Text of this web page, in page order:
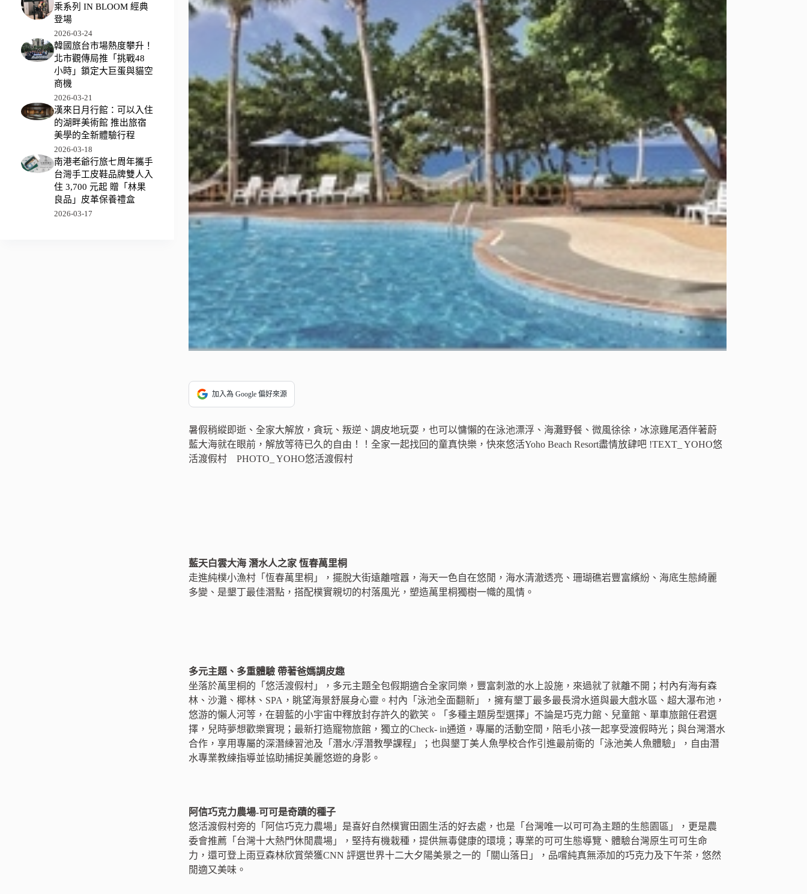
加入為 Google 偏好來源
暑假稍縱即逝、全家大解放，貪玩、叛逆、調皮地玩耍，也可以慵懶的在泳池漂浮、海灘野餐、微風徐徐，冰涼雞尾酒伴著蔚
藍大海就在眼前，解放等待已久的自由！！全家一起找回的童真快樂，快來悠活Yoho Beach Resort盡情放肆吧 !TEXT_ YOHO悠
活渡假村 PHOTO_ YOHO悠活渡假村
藍天白雲大海 潛水人之家 恆春萬里桐
走進純樸小漁村「恆春萬里桐」，擺脫大街遠離喧囂，海天一色自在悠閒，海水清澈透亮、珊瑚礁岩豐富繽紛、海底生態綺麗
多變、是墾丁最佳潛點，搭配樸實親切的村落風光，塑造萬里桐獨樹一幟的風情。
多元主題、多重體驗 帶著爸媽調皮趣
坐落於萬里桐的「悠活渡假村」，多元主題全包假期適合全家同樂，豐富刺激的水上設施，來過就了就離不開；村內有海有森
林、沙灘、椰林、SPA，眺望海景舒展身心靈。村內「泳池全面翻新」，擁有墾丁最多最長滑水道與最大戲水區、超大瀑布池，
悠游的懶人河等，在碧藍的小宇宙中釋放封存許久的歡笑。「多種主題房型選擇」不論是巧克力館、兒童館、單車旅館任君選
擇，兒時夢想歡樂實現；最新打造寵物旅館，獨立的Check- in通道，專屬的活動空間，陪毛小孩一起享受渡假時光；與台灣潛水
合作，享用專屬的深潛練習池及「潛水/浮潛教學課程」；也與墾丁美人魚學校合作引進最前衛的「泳池美人魚體驗」，自由潛
水專業教練指導並協助捕捉美麗悠遊的身影。
阿信巧克力農場-可可是奇蹟的種子
悠活渡假村旁的「阿信巧克力農場」是喜好自然樸實田園生活的好去處，也是「台灣唯一以可可為主題的生態園區」，更是農
委會推薦「台灣十大熱門休閒農場」，堅持有機栽種，提供無毒健康的環境；專業的可可生態導覽、體驗台灣原生可可生命
力，還可登上雨豆森林欣賞榮獲CNN 評選世界十二大夕陽美景之一的「關山落日」，品嚐純真無添加的巧克力及下午茶，悠然
閒適又美味。
乘系列 IN BLOOM 經典
登場
2026-03-24
韓國旅台市場熱度攀升！
北市觀傳局推「挑戰48
小時」鎖定大巨蛋與貓空
商機
2026-03-21
漢來日月行館：可以入住
的湖畔美術館 推出旅宿
美學的全新體驗行程
2026-03-18
南港老爺行旅七周年攜手
台灣手工皮鞋品牌雙人入
住 3,700 元起 贈「林果
良品」皮革保養禮盒
2026-03-17